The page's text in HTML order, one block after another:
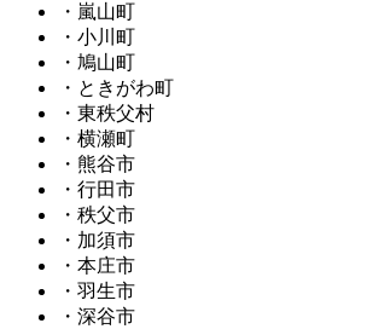
・嵐山町
・小川町
・鳩山町
・ときがわ町
・東秩父村
・横瀬町
・熊谷市
・行田市
・秩父市
・加須市
・本庄市
・羽生市
・深谷市